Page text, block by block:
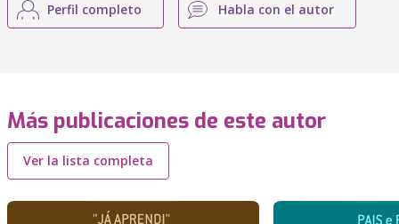
Perfil completo Habla con el autor
Más publicaciones de este autor
Ver la lista completa